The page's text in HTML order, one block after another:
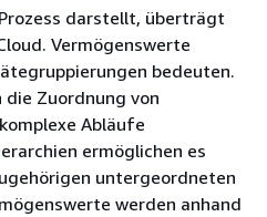
darstellt, überträgt
Vermögenswerte
bedeuten.
Zuordnung von
Abläufe
ermöglichen es
untergeordneten
werden anhand